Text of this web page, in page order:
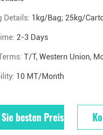
Details: 1kg/Bag; 25kg/
2-3 Days
T/T, Western Union,
10 MT/Month
besten Preis